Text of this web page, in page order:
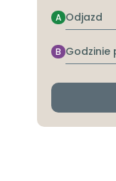
Odjazd
A
Godzinie
przyjazdu
B